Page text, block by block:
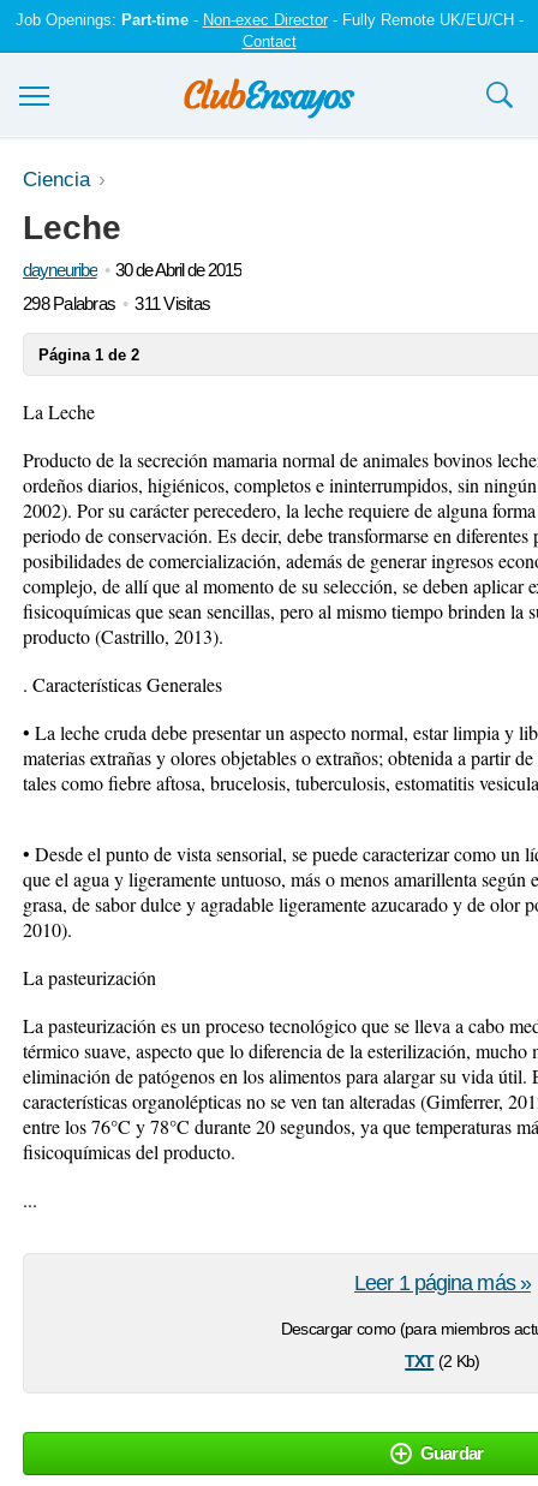
Job Openings: Part-time- Non-exec Director- Fully Remote UK/EU/CH -
Contact
Ensayos y trabajos
Registrarse
Iniciar sesión
Ciencia
Leche
dayneuribe
30 de Abril de 2015
298 Palabras
311 Visitas
Página 1 de 2
La Leche
Producto de la secreción mamaria normal de animales bovinos
ordeños diarios, higiénicos, completos e ininterrumpidos, sin
2002). Por su carácter perecedero, la leche requiere de alguna
periodo de conservación. Es decir, debe transformarse en
posibilidades de comercialización, además de generar ingresos
complejo, de allí que al momento de su selección, se deben aplicar
fisicoquímicas que sean sencillas, pero al mismo tiempo brinden la
producto (Castrillo, 2013).
. Características Generales
• La leche cruda debe presentar un aspecto normal, estar limpia y
materias extrañas y olores objetables o extraños; obtenida a partir
tales como fiebre aftosa, brucelosis, tuberculosis, estomatitis
• Desde el punto de vista sensorial, se puede caracterizar como un
que el agua y ligeramente untuoso, más o menos amarillenta según
grasa, de sabor dulce y agradable ligeramente azucarado y de olor
2010).
La pasteurización
La pasteurización es un proceso tecnológico que se lleva a cabo
térmico suave, aspecto que lo diferencia de la esterilización,
eliminación de patógenos en los alimentos para alargar su vida
características organolépticas no se ven tan alteradas (Gimferrer,
entre los 76°C y 78°C durante 20 segundos, ya que temperaturas
fisicoquímicas del producto.
...
Descargar como (para miembros
txt(2 Kb)
Leer 1 página más »
Guardar